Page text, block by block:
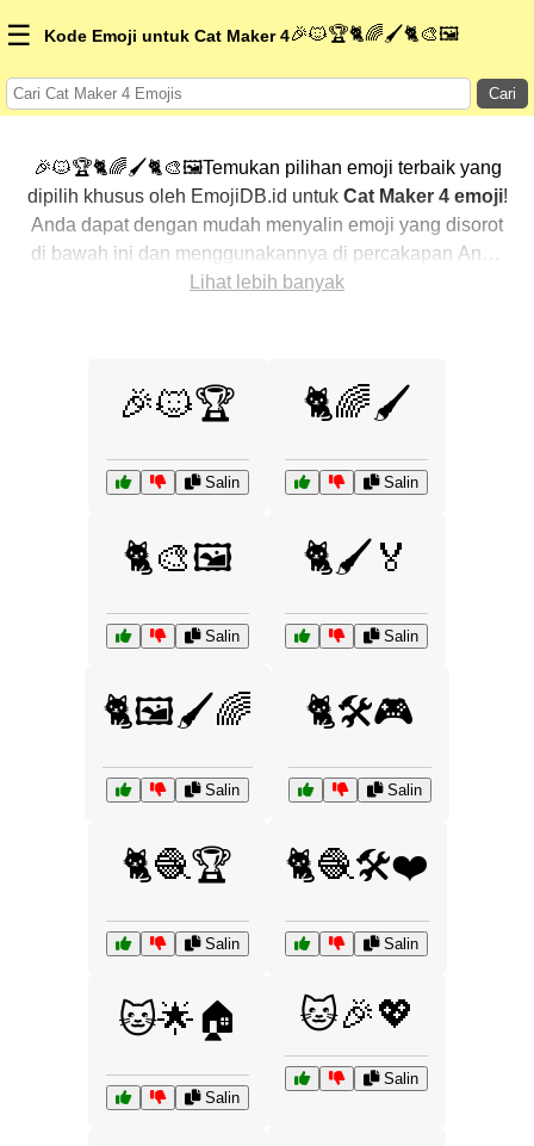
☰ Kode Emoji untuk Cat Maker 4🎉🐱🏆🐈🌈🖌️🐈🎨🖼️
Cari
🎉🐱🏆🐈🌈🖌️🐈🎨🖼️Temukan pilihan emoji terbaik yang
dipilih khusus oleh EmojiDB.id untuk Cat Maker 4 emoji!
Anda dapat dengan mudah menyalin emoji yang disorot
di bawah ini dan menggunakannya di percakapan Anda
untuk menambahkan sentuhan pribadi. Kami telah
baru dalam mengekspresikanCat Maker 4 dengan
Lihat lebih banyak
🎉🐱🏆
Salin
🐈🌈🖌️
Salin
🐈🎨🖼️
Salin
🐈🖌️🏅
Salin
🐈🖼️🖌️🌈
Salin
🐈🛠️🎮
Salin
🐈🧶🏆
Salin
🐈🧶🛠️❤️
Salin
🐱🌟🏠
Salin
🐱🎉💖
Salin